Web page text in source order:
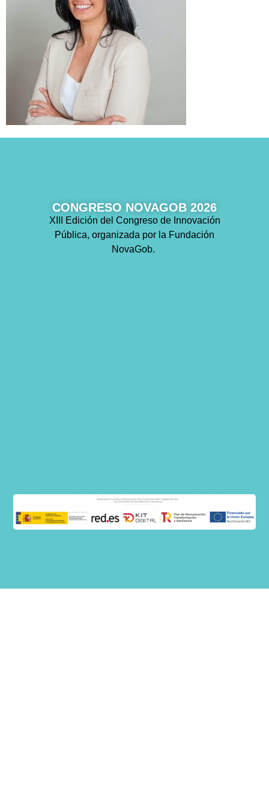
CONGRESO NOVAGOB 2026
XIII Edición del Congreso de Innovación
Pública, organizada por la Fundación
NovaGob.